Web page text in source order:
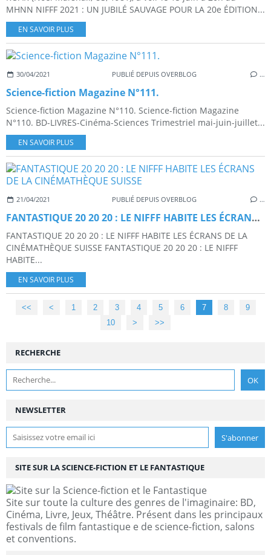
MHNN NIFFF 2021 : UN JUBILÉ SAUVAGE POUR LA 20e ÉDITION...
EN SAVOIR PLUS
30/04/2021 PUBLIÉ DEPUIS OVERBLOG …
Science-fiction Magazine N°111.
Science-fiction Magazine N°110. Science-fiction Magazine
N°110. BD-LIVRES-Cinéma-Sciences Trimestriel mai-juin-juillet...
EN SAVOIR PLUS
21/04/2021 PUBLIÉ DEPUIS OVERBLOG …
FANTASTIQUE 20 20 20 : LE NIFFF HABITE LES ÉCRANS DE LA CINÉMATHÈQUE SUISSE
FANTASTIQUE 20 20 20 : LE NIFFF HABITE LES ÉCRANS DE LA
CINÉMATHÈQUE SUISSE FANTASTIQUE 20 20 20 : LE NIFFF
HABITE...
EN SAVOIR PLUS
<< < 1 2 3 4 5 6 7 8
9
10
20
30
40
50
> >>
NEWSLETTER
RECHERCHE
SITE SUR LA SCIENCE-FICTION ET LE FANTASTIQUE
Site sur toute la culture des genres de l'imaginaire: BD,
Cinéma, Livre, Jeux, Théâtre. Présent dans les principaux
festivals de film fantastique e de science-fiction, salons
et conventions.